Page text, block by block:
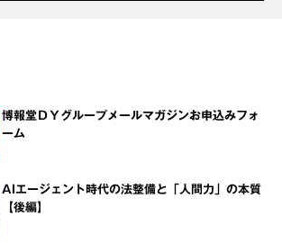
博報堂ＤＹグループメールマガジンお申込みフォ
ーム
AIエージェント時代の法整備と「人間力」の本質
【後編】